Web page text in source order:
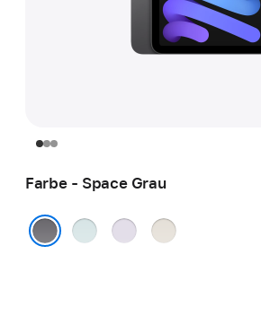
Farbe - Space Grau
Blau ViolettPolarstern